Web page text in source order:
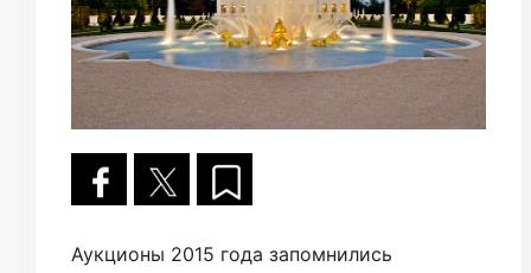
Аукционы 2015 года запомнились